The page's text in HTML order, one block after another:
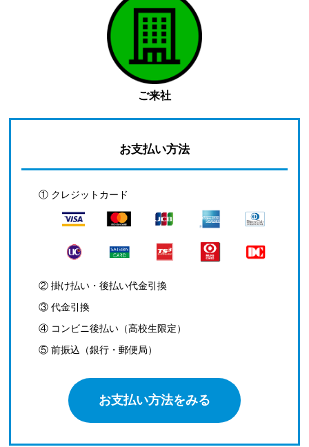
ご来社
お支払い方法
① クレジットカード
② 掛け払い・後払い代金引換
③ 代金引換
④ コンビニ後払い（高校生限定）
⑤ 前振込（銀行・郵便局）
お支払い方法をみる